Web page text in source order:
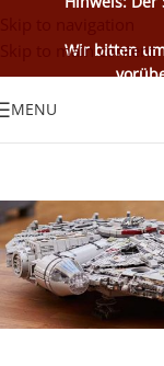
Wir bitten
Skip to main content
MENU